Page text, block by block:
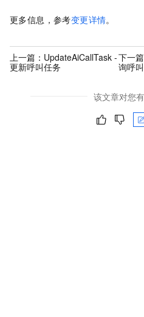
更多信息，参考变更详情。
上一篇： UpdateAiCallTask -
更新呼叫任务
下一
询呼
该文章对您